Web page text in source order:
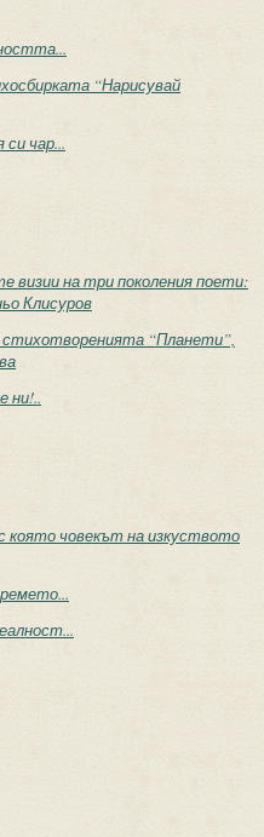
“Нарисувай
чар...
на три поколения поети:
Клисуров
“Планети”,
ни!..
която човекът на изкуството